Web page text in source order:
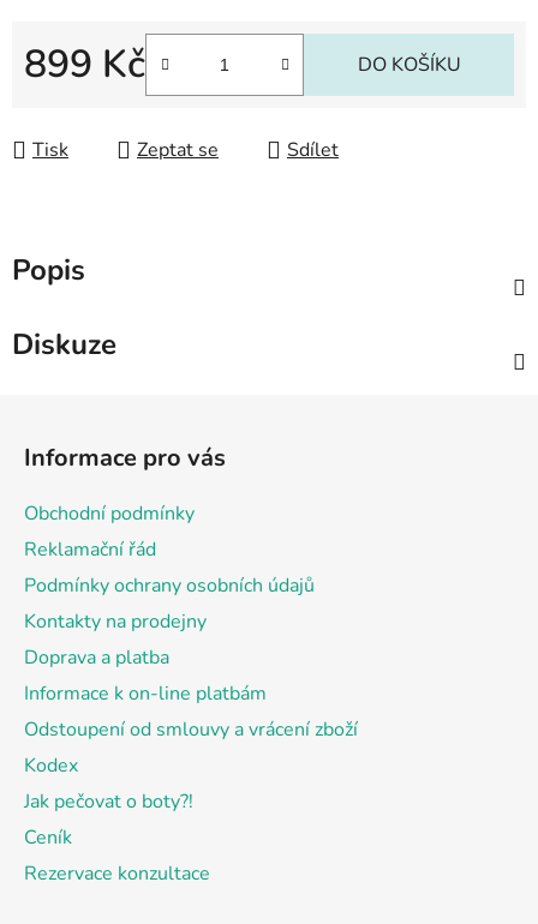
899 Kč DO KOŠÍKU
Tisk Zeptat se Sdílet
Popis
Diskuze
Informace pro vás
Obchodní podmínky
Reklamační řád
Podmínky ochrany osobních údajů
Kontakty na prodejny
Doprava a platba
Informace k on-line platbám
Odstoupení od smlouvy a vrácení zboží
Kodex
Jak pečovat o boty?!
Ceník
Rezervace konzultace